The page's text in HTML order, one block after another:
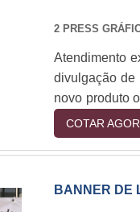
2 PRESS
Atendimento
divulgação de
novo produto
stands
up, é um
COTAR
BANNER DE